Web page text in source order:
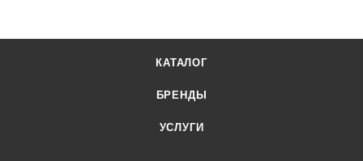
КАТАЛОГ
БРЕНДЫ
УСЛУГИ